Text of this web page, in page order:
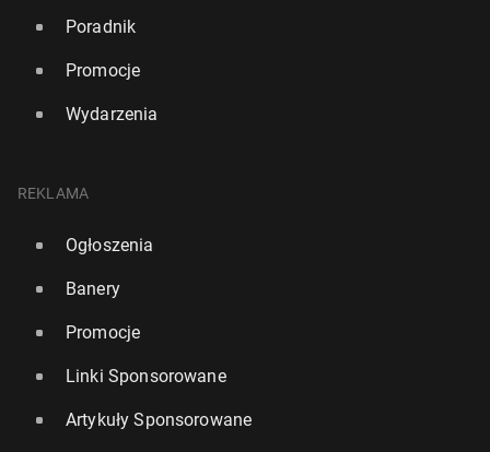
Poradnik
Promocje
Wydarzenia
REKLAMA
Ogłoszenia
Banery
Promocje
Linki Sponsorowane
Artykuły Sponsorowane